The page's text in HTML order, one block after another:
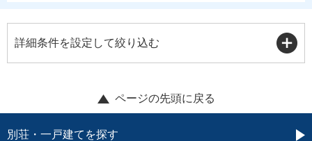
詳細条件を設定して絞り込む
ページの先頭に戻る
別荘・一戸建てを探す